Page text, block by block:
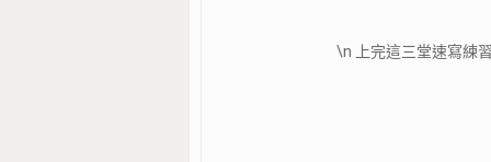
\n 上完這三堂速寫練